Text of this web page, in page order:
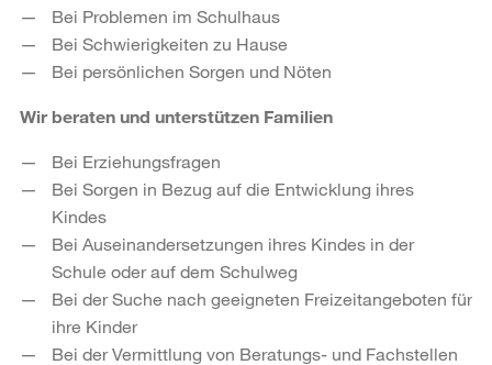
Bei Problemen im Schulhaus
Bei Schwierigkeiten zu Hause
Bei persönlichen Sorgen und Nöten
Wir beraten und unterstützen Familien
Bei Erziehungsfragen
Bei Sorgen in Bezug auf die Entwicklung ihres
Kindes
Bei Auseinandersetzungen ihres Kindes in der
Schule oder auf dem Schulweg
Bei der Suche nach geeigneten Freizeitangeboten für
ihre Kinder
Bei der Vermittlung von Beratungs- und Fachstellen